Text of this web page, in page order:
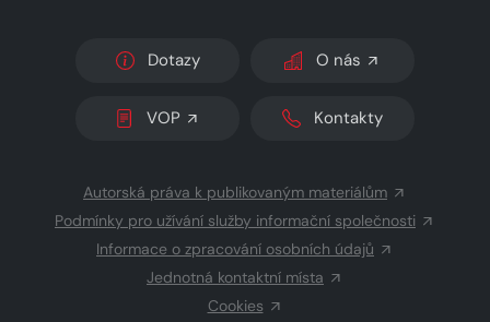
Dotazy O nás
VOP Kontakty
Autorská práva k publikovaným materiálům
Podmínky pro užívání služby informační společnosti
Informace o zpracování osobních údajů
Jednotná kontaktní místa
Cookies